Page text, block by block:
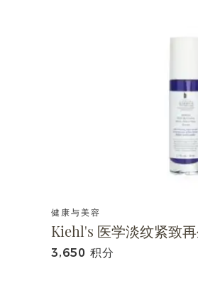
健康与美容
Kiehl's 医学淡纹紧致
3,650 积分